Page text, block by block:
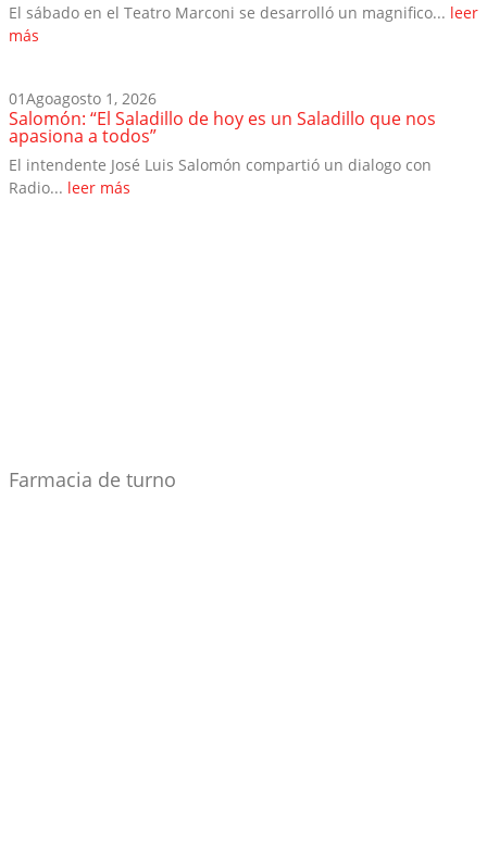
El sábado en el Teatro Marconi se desarrolló un magnifico... leer
más
01Agoagosto 1, 2026
Salomón: “El Saladillo de hoy es un Saladillo que nos
apasiona a todos”
El intendente José Luis Salomón compartió un dialogo con
Radio... leer más
Farmacia de turno